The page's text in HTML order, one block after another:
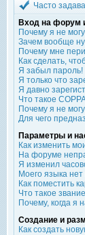
Часто
Вход на форум
Почему я не
Зачем вообще
Почему мне
Как сделать,
Я забыл пароль!
Я только что
Я давно
Что такое
Почему я не
Для чего
Параметры и
Как изменить
На форуме
Я изменил
Моего языка нет
Как поместить
Что такое
Почему, когда я
Создание и
Как создать